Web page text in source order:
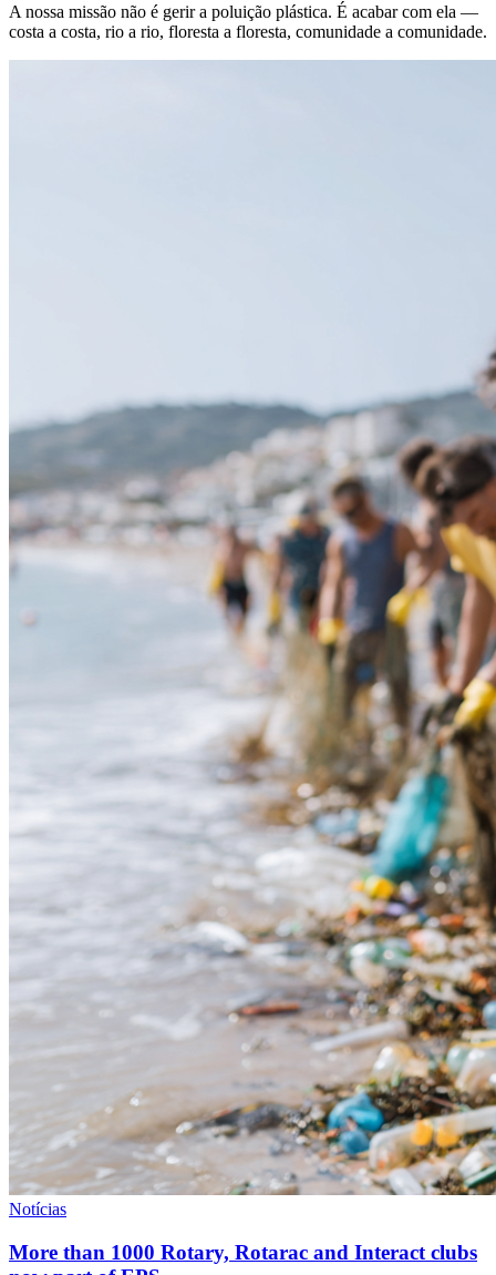
A nossa missão não é gerir a poluição plástica. É acabar com ela —
costa a costa, rio a rio, floresta a floresta, comunidade a comunidade.
Notícias
More than 1000 Rotary, Rotarac and Interact clubs